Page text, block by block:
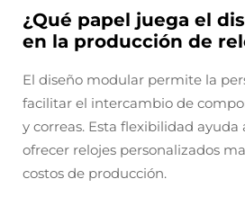
¿Qué papel juega el
en la producción de
El diseño modular permite la
facilitar el intercambio de
y correas. Esta flexibilidad ayuda
ofrecer relojes personalizados
costos de producción.